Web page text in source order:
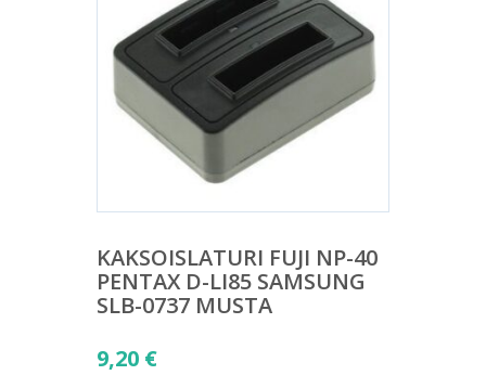
KAKSOISLATURI FUJI NP-40
PENTAX D-LI85 SAMSUNG
SLB-0737 MUSTA
9,20 €